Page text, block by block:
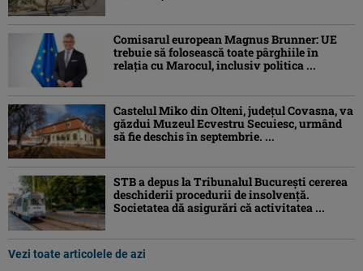
Comisarul european Magnus Brunner: UE
trebuie să folosească toate pârghiile în
relația cu Marocul, inclusiv politica ...
Castelul Miko din Olteni, județul Covasna, va
găzdui Muzeul Ecvestru Secuiesc, urmând
să fie deschis în septembrie. ...
STB a depus la Tribunalul București cererea
deschiderii procedurii de insolvență.
Societatea dă asigurări că activitatea ...
Vezi toate articolele de azi